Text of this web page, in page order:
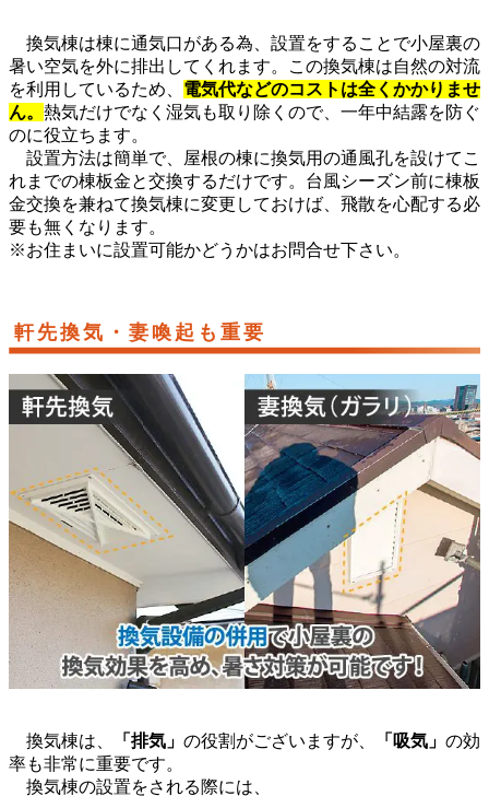
換気棟は棟に通気口がある為、設置をすることで小屋裏の
暑い空気を外に排出してくれます。この換気棟は自然の対流
を利用しているため、 電気代などのコストは全くかかりませ
ん。 熱気だけでなく湿気も取り除くので、一年中結露を防ぐ
のに役立ちます。
設置方法は簡単で、屋根の棟に換気用の通風孔を設けてこ
れまでの棟板金と交換するだけです。台風シーズン前に棟板
金交換を兼ねて換気棟に変更しておけば、飛散を心配する必
要も無くなります。
※お住まいに設置可能かどうかはお問合せ下さい。
軒先換気・妻喚起も重要
換気棟は、 「排気」 の役割がございますが、 「吸気」 の効
率も非常に重要です。
換気棟の設置をされる際には、